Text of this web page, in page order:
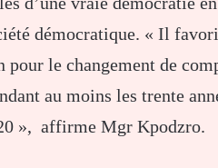
démocratique. « Il
pour le changement de
au moins les trente
», affirme Mgr Kpodzro.